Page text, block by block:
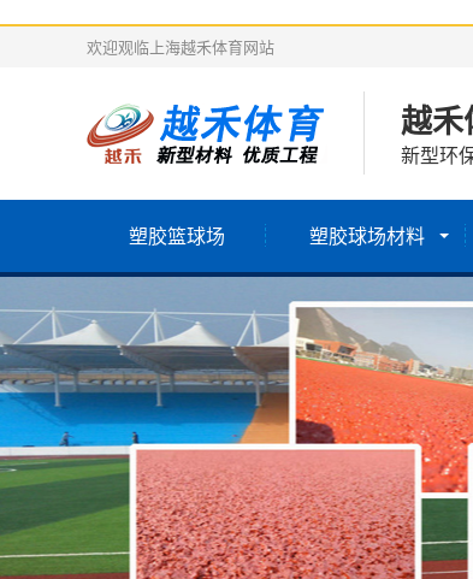
欢迎观临上海越禾体育网站
越
新型环
塑胶篮球场 塑胶球场材料